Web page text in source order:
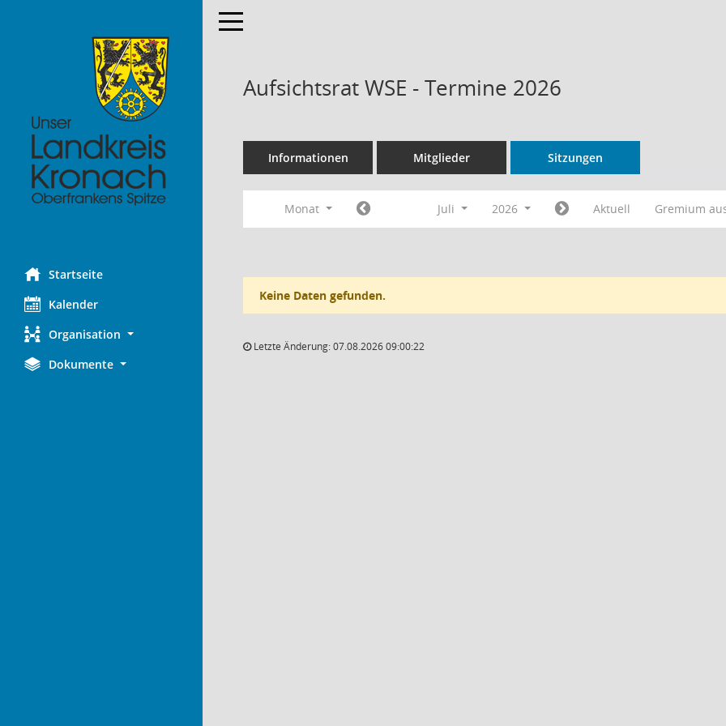
Startseite
Kalender
Organisation
Dokumente
Toggle navigation
Aufsichtsrat WSE - Termine 2026
Informationen Mitglieder Sitzungen
Monat Juli 2026 Aktuell Gremium
Keine Daten gefunden.
Letzte Änderung: 07.08.2026 09:00:22